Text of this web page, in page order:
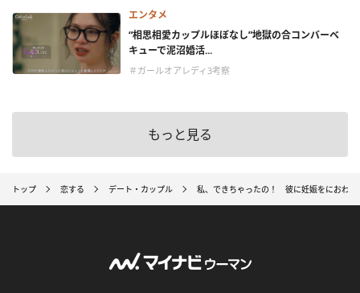
エンタメ
“相思相愛カップルほぼなし”地獄の合コンバーベ
キューで泥沼婚活...
＃ガールオアレディ3考察
もっと見る
トップ 恋する デート・カップル 私、できちゃったの！ 彼に妊娠をにおわせ